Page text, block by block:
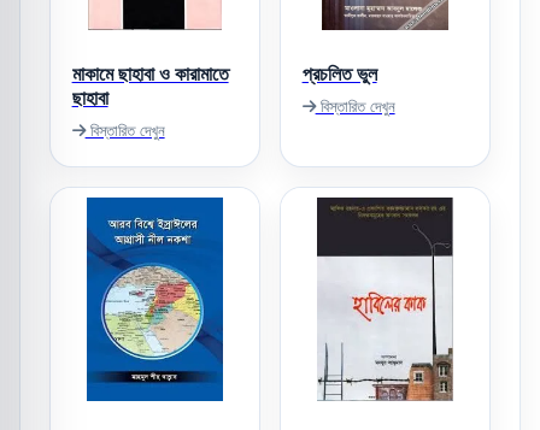
মাকামে ছাহাবা ও কারামাতে
ছাহাবা
বিস্তারিত দেখুন
প্রচলিত ভুল
বিস্তারিত দেখুন